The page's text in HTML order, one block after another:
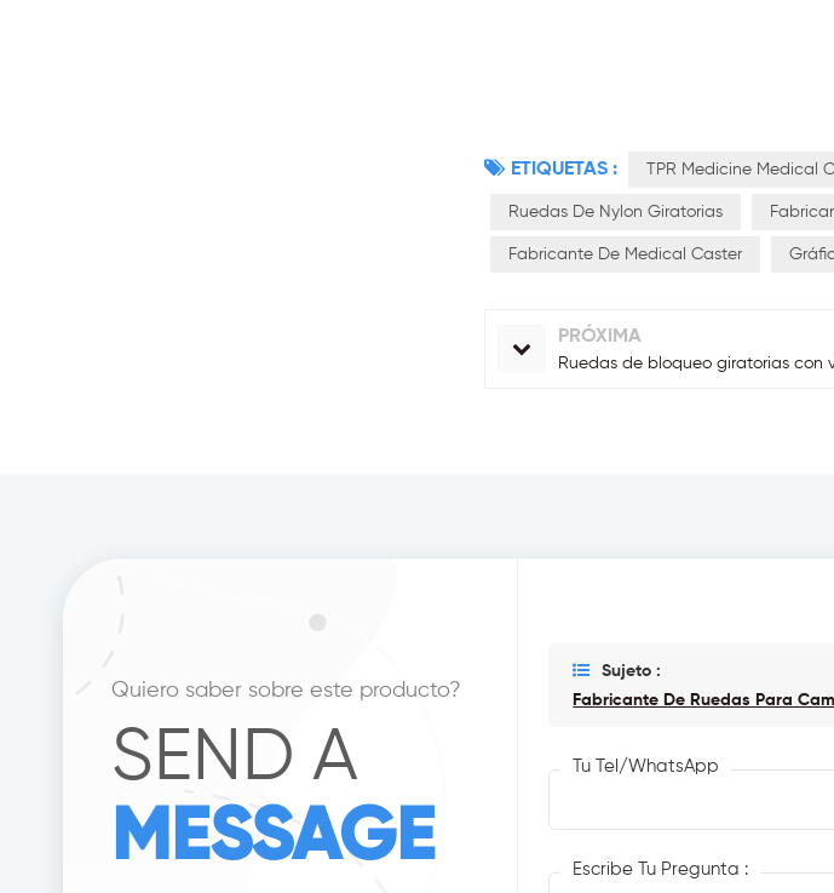
ETIQUETAS : TPR Medicine Medical
Ruedas De Nylon Giratorias
Fabricante De Medical Caster
PRÓXIMA
Ruedas de bloqueo giratorias con
Quiero saber sobre este producto?
SEND A
MESSAGE
Sujeto :
Fabricante De Ruedas Para
Tu Tel/WhatsApp
Escribe Tu Pregunta :